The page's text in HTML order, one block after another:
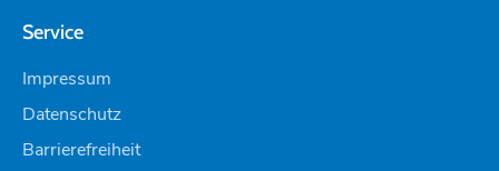
Service
Impressum
Datenschutz
Barrierefreiheit